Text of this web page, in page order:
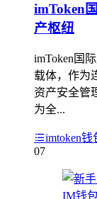
imToken
产枢纽
imToken国
载体，作为
资产安全管
为全...
imtoken
07